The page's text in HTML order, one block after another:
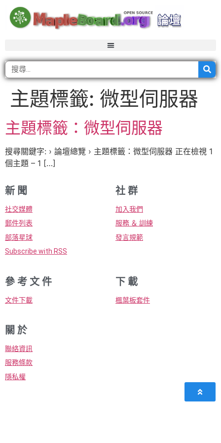
主題標籤: 微型伺服器
主題標籤：微型伺服器
搜尋關鍵字: › 論壇總覽 › 主題標籤：微型伺服器 正在檢視 1
個主題 – 1 […]
新 聞
社交媒體
郵件列表
部落星球
Subscribe with RSS
社 群
加入我們
服務 ＆ 訓練
發言規範
參 考 文 件
文件下載
下 載
楓葉板套件
關 於
聯絡資訊
服務條款
隱私權